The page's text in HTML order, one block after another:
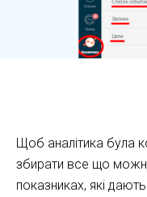
Щоб аналітика була
збирати все що
показниках, які